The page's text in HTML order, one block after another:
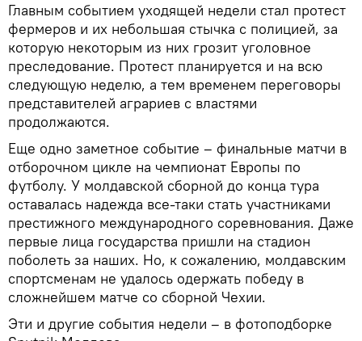
Главным событием уходящей недели стал протест
фермеров и их небольшая стычка с полицией, за
которую некоторым из них грозит уголовное
преследование. Протест планируется и на всю
следующую неделю, а тем временем переговоры
представителей аграриев с властями
продолжаются.
Еще одно заметное событие – финальные матчи в
отборочном цикле на чемпионат Европы по
футболу. У молдавской сборной до конца тура
оставалась надежда все-таки стать участниками
престижного международного соревнования. Даже
первые лица государства пришли на стадион
поболеть за наших. Но, к сожалению, молдавским
спортсменам не удалось одержать победу в
сложнейшем матче со сборной Чехии.
Эти и другие события недели – в фотоподборке